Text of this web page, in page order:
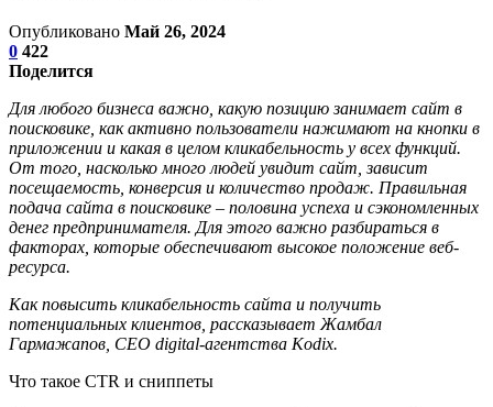
Опубликовано Май 26, 2024
0 422
Поделится
Для любого бизнеса важно, какую позицию занимает сайт в
поисковике, как активно пользователи нажимают на кнопки в
приложении и какая в целом кликабельность у всех функций.
От того, насколько много людей увидит сайт, зависит
посещаемость, конверсия и количество продаж. Правильная
подача сайта в поисковике – половина успеха и сэкономленных
денег предпринимателя. Для этого важно разбираться в
факторах, которые обеспечивают высокое положение веб-
ресурса.
Как повысить кликабельность сайта и получить
потенциальных клиентов, рассказывает Жамбал
Гармажапов, СЕО digital-агентства Kodix.
Что такое CTR и сниппеты